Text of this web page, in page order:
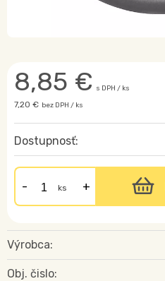
8,85 € s DPH / ks
7,20 € bez DPH / ks
Dostupnosť:
ks
Výrobca:
Obj. čislo: